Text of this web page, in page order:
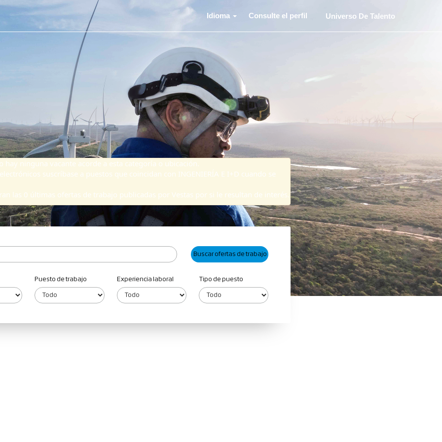
Idioma Consulte el perfil Universo De Talento
hay ninguna vacante acorde a esta categoría o ubicación.
suscríbase a puestos que coincidan con INGENIERÍA E I+D cuando se
las 0 últimas ofertas de trabajo publicadas por Vestas por si le resultan de interés.
Puesto de trabajo Experiencia laboral Tipo de puesto